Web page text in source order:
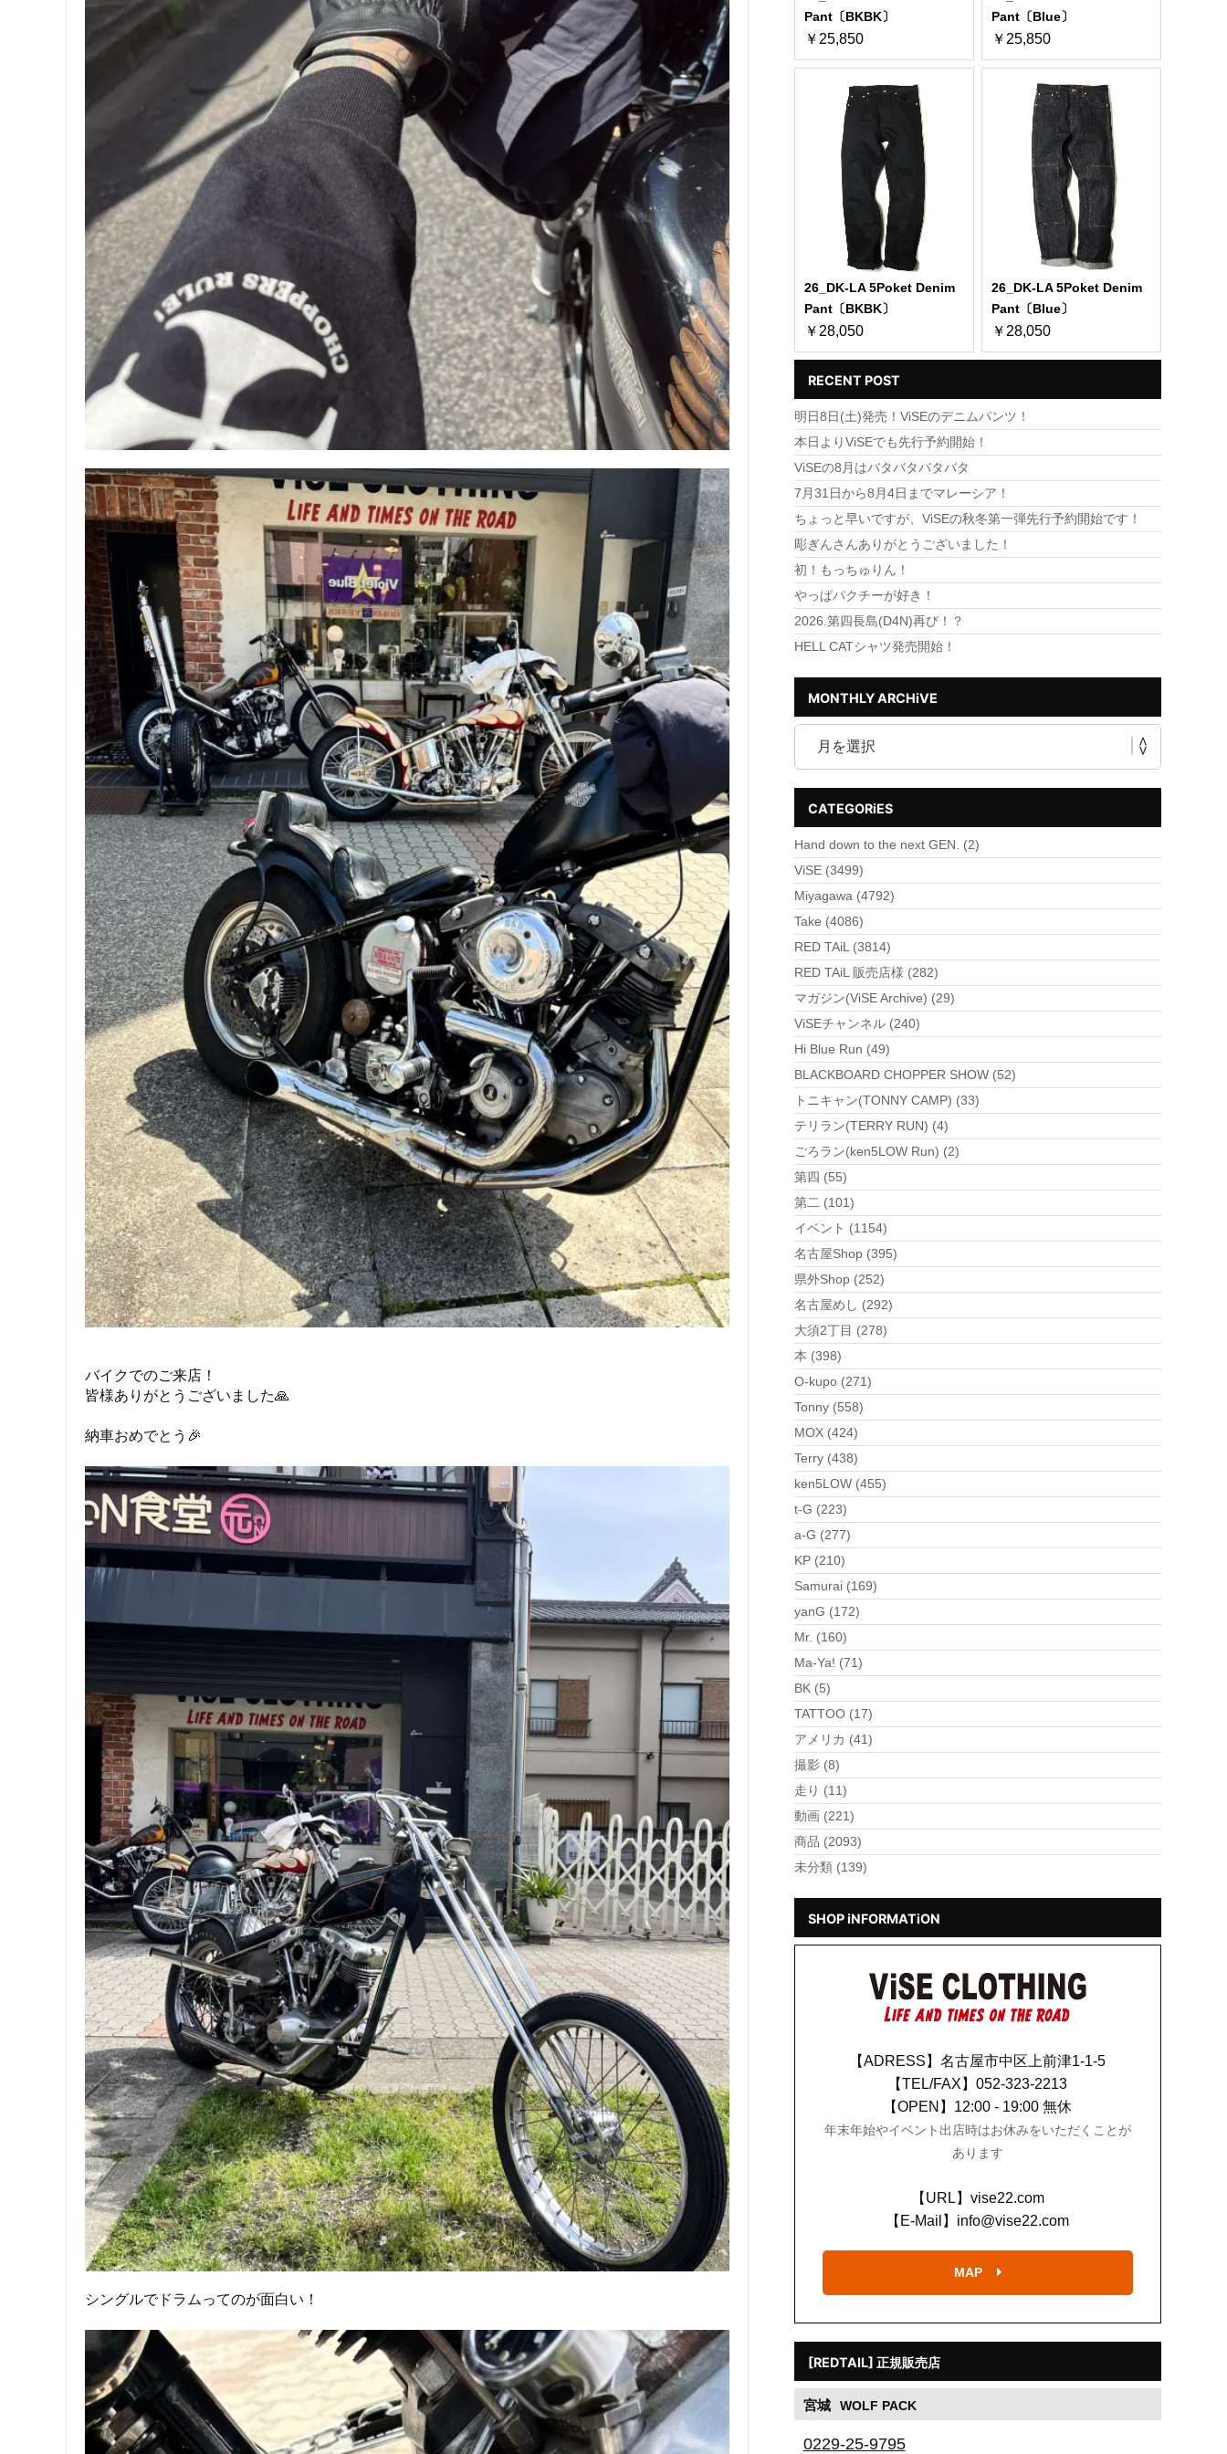
バイクでのご来店！
皆様ありがとうございました🙏
納車おめでとう🎉
シングルでドラムってのが面白い！
Pant〔BKBK〕
￥25,850
Pant〔Blue〕
￥25,850
26_DK-LA 5Poket Denim
Pant〔BKBK〕
￥28,050
26_DK-LA 5Poket Denim
Pant〔Blue〕
￥28,050
RECENT POST
明日8日(土)発売！ViSEのデニムパンツ！
本日よりViSEでも先行予約開始！
ViSEの8月はバタバタバタバタ
7月31日から8月4日までマレーシア！
ちょっと早いですが、ViSEの秋冬第一弾先行予約開始です！
彫ぎんさんありがとうございました！
初！もっちゅりん！
やっぱパクチーが好き！
2026.第四長島(D4N)再び！？
HELL CATシャツ発売開始！
MONTHLY ARCHiVE
CATEGORiES
Hand down to the next GEN. (2)
ViSE (3499)
Miyagawa (4792)
Take (4086)
RED TAiL (3814)
RED TAiL 販売店様 (282)
マガジン(ViSE Archive) (29)
ViSEチャンネル (240)
Hi Blue Run (49)
BLACKBOARD CHOPPER SHOW (52)
トニキャン(TONNY CAMP) (33)
テリラン(TERRY RUN) (4)
ごろラン(ken5LOW Run) (2)
第四 (55)
第二 (101)
イベント (1154)
名古屋Shop (395)
県外Shop (252)
名古屋めし (292)
大須2丁目 (278)
本 (398)
O-kupo (271)
Tonny (558)
MOX (424)
Terry (438)
ken5LOW (455)
t-G (223)
a-G (277)
KP (210)
Samurai (169)
yanG (172)
Mr. (160)
Ma-Ya! (71)
BK (5)
TATTOO (17)
アメリカ (41)
撮影 (8)
走り (11)
動画 (221)
商品 (2093)
未分類 (139)
SHOP iNFORMATiON
【ADRESS】名古屋市中区上前津1-1-5
【TEL/FAX】052-323-2213
【OPEN】 12:00 - 19:00 無休
年末年始やイベント出店時はお休みをいただくことが
あります
【URL】 vise22.com
【E-Mail】 info@vise22.com
MAP
[REDTAIL] 正規販売店
宮城 WOLF PACK
0229-25-9795